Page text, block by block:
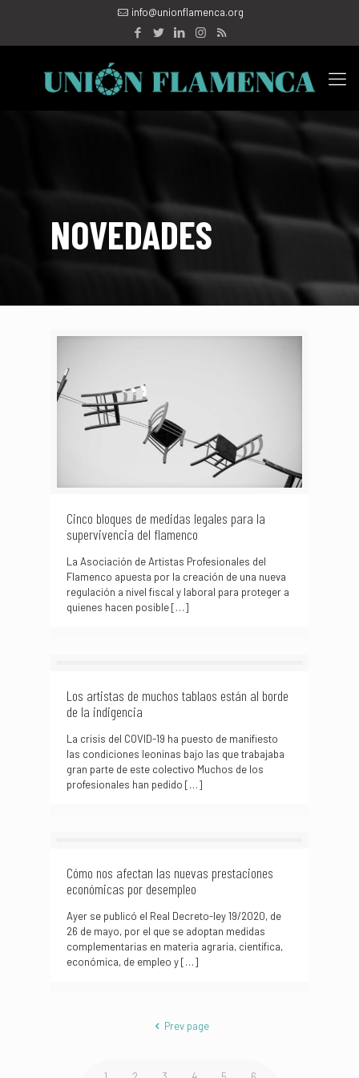
info@unionflamenca.org
NOVEDADES
Cinco bloques de medidas legales para la
supervivencia del flamenco
La Asociación de Artistas Profesionales del
Flamenco apuesta por la creación de una nueva
regulación a nivel fiscal y laboral para proteger a
quienes hacen posible[…]
Los artistas de muchos tablaos están al borde
de la indigencia
La crisis del COVID-19 ha puesto de manifiesto
las condiciones leoninas bajo las que trabajaba
gran parte de este colectivo Muchos de los
profesionales han pedido […]
Cómo nos afectan las nuevas prestaciones
económicas por desempleo
Ayer se publicó el Real Decreto-ley 19/2020, de
26 de mayo, por el que se adoptan medidas
complementarias en materia agraria, científica,
económica, de empleo y[…]
Prev page